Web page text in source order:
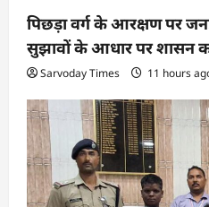
पिछड़ा वर्ग के आरक्षण पर
सुझावों के आधार पर शासन
Sarvoday Times 11 hours